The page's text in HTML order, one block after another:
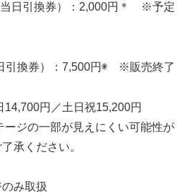
当日引換券）：2,000円＊ ※予定
引換券）：7,500円◉ ※販売終了
14,700円／土日祝15,200円
ジの一部が見えにくい可能性が
承ください。
み取扱